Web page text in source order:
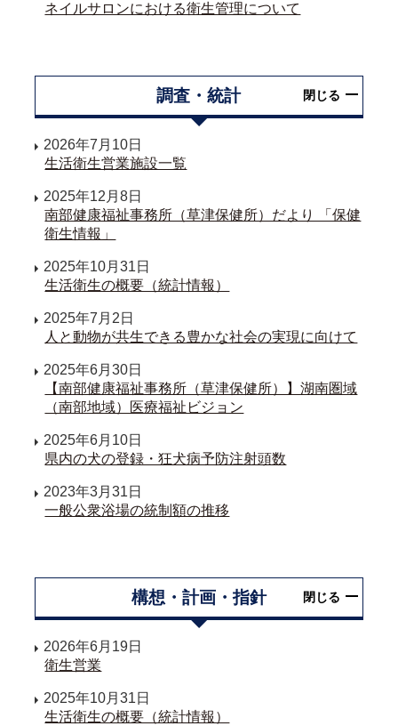
ネイルサロンにおける衛生管理について
調査・統計 閉じる
2026年7月10日
生活衛生営業施設一覧
2025年12月8日
南部健康福祉事務所（草津保健所）だより 「保健
衛生情報」
2025年10月31日
生活衛生の概要（統計情報）
2025年7月2日
人と動物が共生できる豊かな社会の実現に向けて
2025年6月30日
【南部健康福祉事務所（草津保健所）】湖南圏域
（南部地域）医療福祉ビジョン
2025年6月10日
県内の犬の登録・狂犬病予防注射頭数
2023年3月31日
一般公衆浴場の統制額の推移
構想・計画・指針 閉じる
2026年6月19日
衛生営業
2025年10月31日
生活衛生の概要（統計情報）